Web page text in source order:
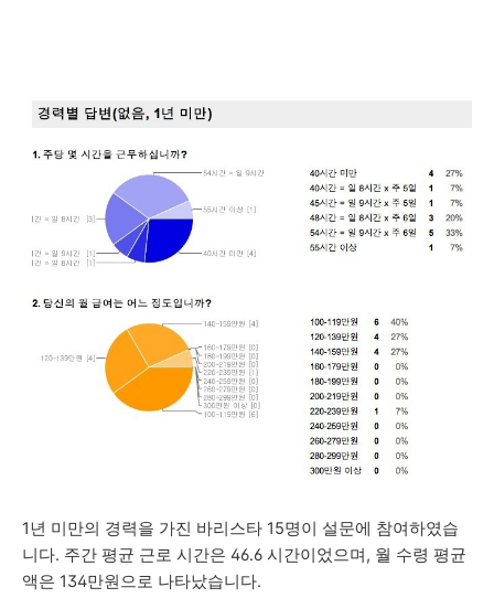
1년 미만의 경력을 가진 바리스타 15명이 설문에 참여하였습
니다. 주간 평균 근로 시간은 46.6 시간이었으며, 월 수령 평균
액은 134만원으로 나타났습니다.